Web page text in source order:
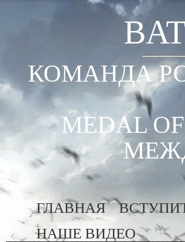
КОМАНДА
MEDAL
ГЛАВНАЯ
НАШЕ ВИДЕО